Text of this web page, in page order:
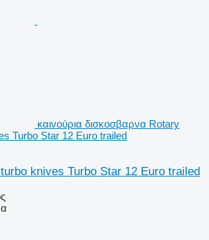
καινούρια δισκοσβαρνα Rotary
Turbo Star 12 Euro trailed
knives Turbo Star 12 Euro trailed